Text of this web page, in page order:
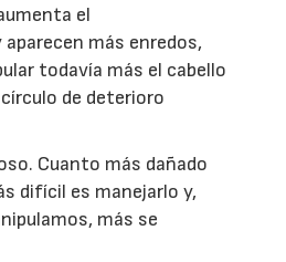
el
más enredos,
todavía más el cabello
de deterioro
Cuanto más dañado
difícil es manejarlo y,
más se